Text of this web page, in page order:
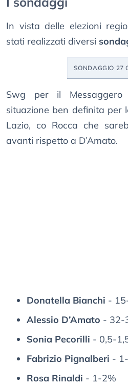
In vista delle elezioni
stati realizzati diversi
SONDAGGIO 27
Swg per il
situazione ben definita per
Lazio, co Rocca che
avanti rispetto a D’Amato.
Donatella Bianchi -
Alessio D’Amato - 32-
Sonia Pecorilli - 0,5-
Fabrizio Pignalberi -
Rosa Rinaldi - 1-2%